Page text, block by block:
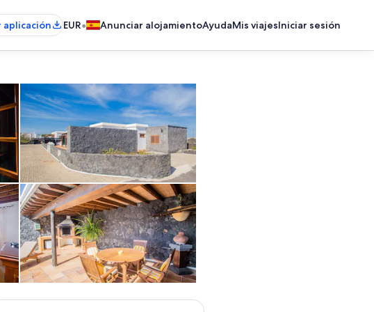
aplicación EUR• Anunciar alojamientoAyudaMis viajesIniciar sesión
Exterior
Restaurante al aire libre